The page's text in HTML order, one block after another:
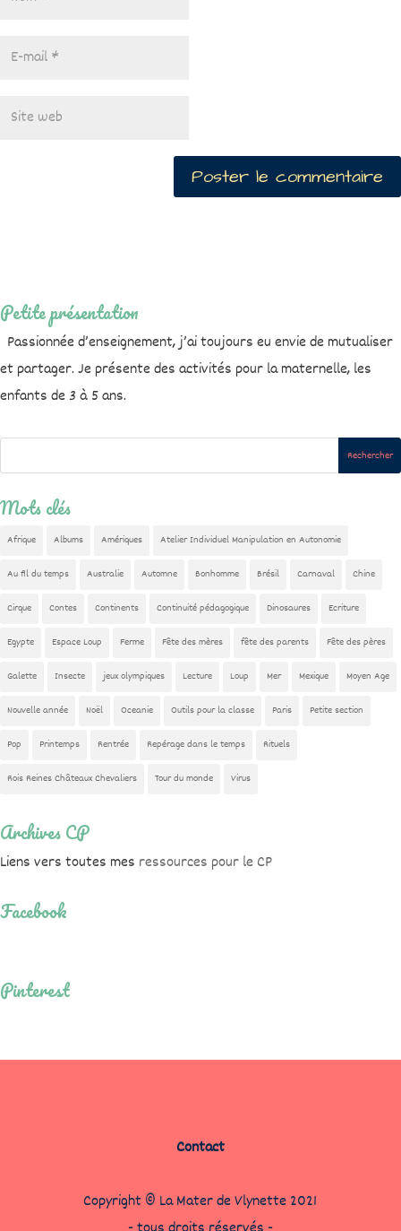
Petite présentation
Passionnée d’enseignement, j’ai toujours eu envie de mutualiser
et partager. Je présente des activités pour la maternelle, les
enfants de 3 à 5 ans.
Mots clés
Afrique Albums Amériques Atelier Individuel Manipulation en Autonomie
Au fil du temps Australie Automne Bonhomme Brésil Carnaval Chine
Cirque Contes Continents Continuité pédagogique Dinosaures Ecriture
Egypte Espace Loup Ferme Fête des mères fête des parents Fête des pères
Galette Insecte jeux olympiques Lecture Loup Mer Mexique Moyen Age
Nouvelle année Noël Oceanie Outils pour la classe Paris Petite section
Pop Printemps Rentrée Repérage dans le temps Rituels
Rois Reines Châteaux Chevaliers Tour du monde Virus
Archives CP
Liens vers toutes mes ressources pour le CP
Facebook
Pinterest
Contact
Copyright © La Mater de Vlynette 2021